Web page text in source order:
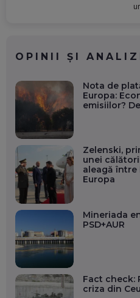
OPINII ȘI
Nota de
Europa:
emisiilor?
Zelenski,
unei
aleagă între
Europa
Mineriada
PSD+AUR
Fact check:
criza din